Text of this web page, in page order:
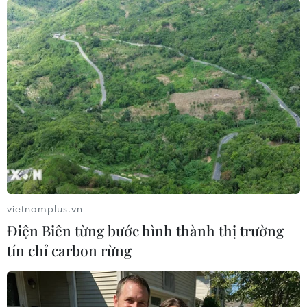
chính thức của các nhà lãnh đạo
EU tại Brussels, Thủ tướng Mette
Fredriksen nhấn mạnh Greenland
là một phần của Vương quốc Đan
Mạch và không phải để bán.
(TTXVN/Vietnam+)
vietnamplus.vn
Điện Biên từng bước hình thành thị trường
tín chỉ carbon rừng